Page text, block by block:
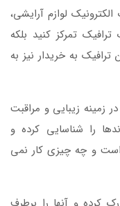
لوازم آرایشی،
تمرکز کنید بلکه
به خریدار نیز به
زمینه زیبایی و مراقبت
را شناسایی کرده و
است و چه چیزی کار نمی